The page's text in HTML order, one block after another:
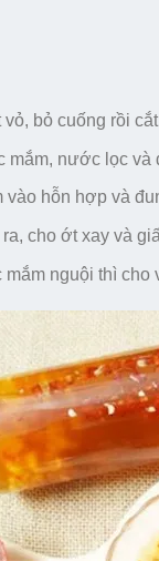
vỏ, bỏ cuống rồi
mắm, nước lọc và
vào hỗn hợp và
cho ớt xay và
nguội thì cho